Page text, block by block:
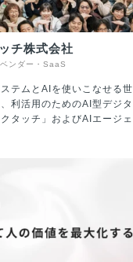
イアントと取引しており
を寄せられいます。業界に
のしやすさから新たなク
）事業 X
ォーム事業で5,000以上の
あり、社内のIT人材も不
は、ノンデスク事業者向け
時間短縮を促進していきま
チ株式会社
ンダー・SaaS
とAIを使いこなせる世界に≫
利活用のためのAI型デジ
タッチ」およびAIエージェ
る生産性改善など、アジ
き、主に従業員数千人～
タイミングで何を入力す